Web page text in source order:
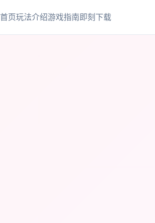
首页玩法介绍游戏指南即刻下载